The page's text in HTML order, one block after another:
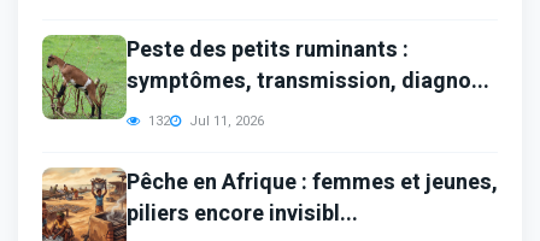
Peste des petits ruminants :
symptômes, transmission, diagno...
132 Jul 11, 2026
Pêche en Afrique : femmes et jeunes,
piliers encore invisibl...